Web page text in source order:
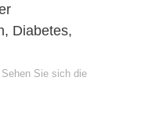
Diabetes,
Sehen Sie sich die